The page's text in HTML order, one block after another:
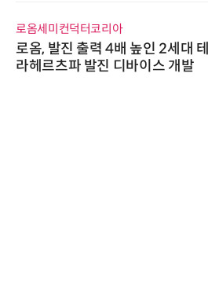
로옴세미컨덕터코리아
로옴, 발진 출력 4배 높인 2세대 테
라헤르츠파 발진 디바이스 개발